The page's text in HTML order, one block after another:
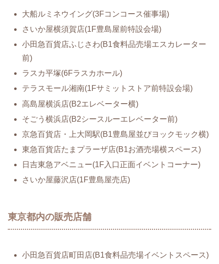
大船ルミネウイング(3Fコンコース催事場)
さいか屋横須賀店(1F豊島屋前特設会場)
小田急百貨店ふじさわ(B1食料品売場エスカレーター
前)
ラスカ平塚(6Fラスカホール)
テラスモール湘南(1Fサミットストア前特設会場)
高島屋横浜店(B2エレベーター横)
そごう横浜店(B2シースルーエレベーター前)
京急百貨店・上大岡駅(B1豊島屋並びヨックモック横)
東急百貨店たまプラーザ店(B1お酒売場横スペース)
日吉東急アベニュー(1F入口正面イベントコーナー)
さいか屋藤沢店(1F豊島屋売店)
東京都内の販売店舗
小田急百貨店町田店(B1食料品売場イベントスペース)